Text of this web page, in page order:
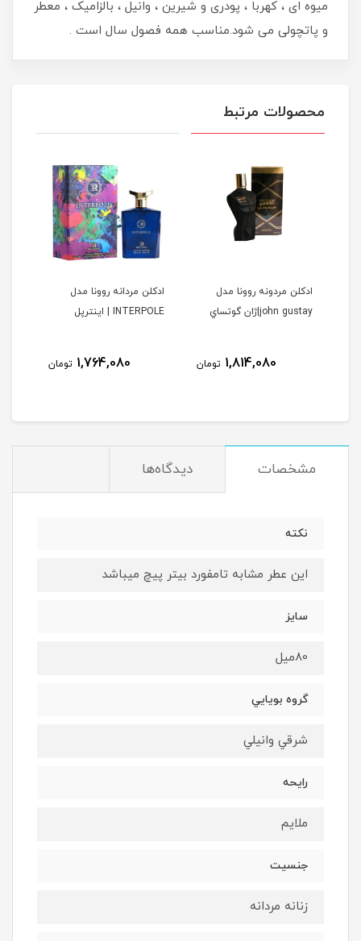
میوه ای ، کهربا ، پودری و شیرین ، وانیل ، بالزامیک ، معطر
و پاتچولی می شود.مناسب همه فصول سال است .
محصولات مرتبط
ادكلن مردونه روونا مدل
john gustay|ژان گوتساي
1,814,080 تومان
ادكلن مردانه روونا مدل
INTERPOLE | اينترپل
1,764,080 تومان
مشخصات دیدگاه‌ها
نكته
اين عطر مشابه تامفورد بيتر پيچ ميباشد
سايز
80ميل
گروه بويايي
شرقي وانيلي
رايحه
ملايم
جنسيت
زنانه مردانه